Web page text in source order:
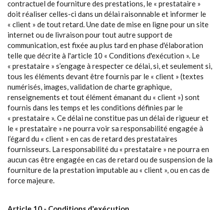
contractuel de fourniture des prestations, le « prestataire »
doit réaliser celles-ci dans un délai raisonnable et informer le
« client » de tout retard. Une date de mise en ligne pour un site
internet ou de livraison pour tout autre support de
communication, est fixée au plus tard en phase d'élaboration
telle que décrite à l'article 10 « Conditions d'exécution ». Le
« prestataire » s’engage à respecter ce délai, si, et seulement si,
tous les éléments devant être fournis par le « client » (textes
numérisés, images, validation de charte graphique,
renseignements et tout élément émanant du « client ») sont
fournis dans les temps et les conditions définies par le
« prestataire ». Ce délai ne constitue pas un délai de rigueur et
le « prestataire » ne pourra voir sa responsabilité engagée à
l’égard du « client » en cas de retard des prestataires
fournisseurs. La responsabilité du « prestataire » ne pourra en
aucun cas être engagée en cas de retard ou de suspension de la
fourniture de la prestation imputable au « client », ou en cas de
force majeure.